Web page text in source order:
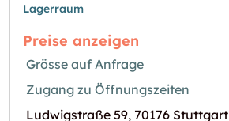
Lagerraum
Preise anzeigen
Grösse auf Anfrage
Zugang zu Öffnungszeiten
Ludwigstraße 59, 70176 Stuttgart